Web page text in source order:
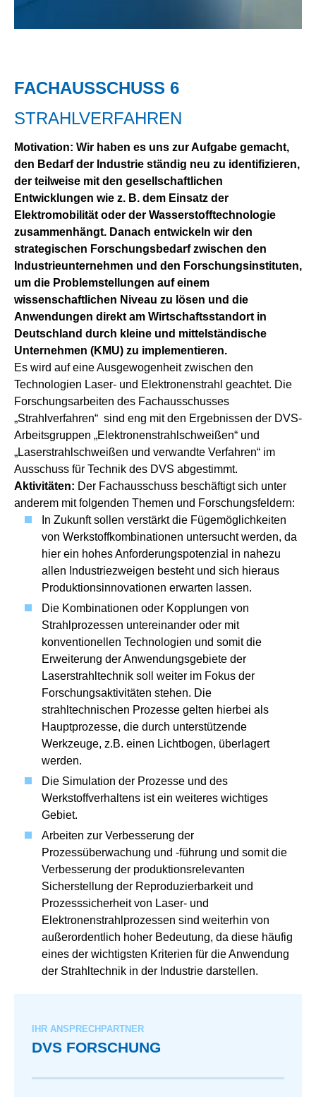
FACHAUSSCHUSS 6
STRAHLVERFAHREN
Motivation: Wir haben es uns zur Aufgabe gemacht,
den Bedarf der Industrie ständig neu zu identifizieren,
der teilweise mit den gesellschaftlichen
Entwicklungen wie z. B. dem Einsatz der
Elektromobilität oder der Wasserstofftechnologie
zusammenhängt. Danach entwickeln wir den
strategischen Forschungsbedarf zwischen den
Industrieunternehmen und den Forschungsinstituten,
um die Problemstellungen auf einem
wissenschaftlichen Niveau zu lösen und die
Anwendungen direkt am Wirtschaftsstandort in
Deutschland durch kleine und mittelständische
Unternehmen (KMU) zu implementieren.
Es wird auf eine Ausgewogenheit zwischen den
Technologien Laser- und Elektronenstrahl geachtet. Die
Forschungsarbeiten des Fachausschusses
„Strahlverfahren“ sind eng mit den Ergebnissen der DVS-
Arbeitsgruppen „Elektronenstrahlschweißen“ und
„Laserstrahlschweißen und verwandte Verfahren“ im
Ausschuss für Technik des DVS abgestimmt.
Aktivitäten: Der Fachausschuss beschäftigt sich unter
anderem mit folgenden Themen und Forschungsfeldern:
In Zukunft sollen verstärkt die Fügemöglichkeiten
von Werkstoffkombinationen untersucht werden, da
hier ein hohes Anforderungspotenzial in nahezu
allen Industriezweigen besteht und sich hieraus
Produktionsinnovationen erwarten lassen.
Die Kombinationen oder Kopplungen von
Strahlprozessen untereinander oder mit
konventionellen Technologien und somit die
Erweiterung der Anwendungsgebiete der
Laserstrahltechnik soll weiter im Fokus der
Forschungsaktivitäten stehen. Die
strahltechnischen Prozesse gelten hierbei als
Hauptprozesse, die durch unterstützende
Werkzeuge, z.B. einen Lichtbogen, überlagert
werden.
Die Simulation der Prozesse und des
Werkstoffverhaltens ist ein weiteres wichtiges
Gebiet.
Arbeiten zur Verbesserung der
Prozessüberwachung und -führung und somit die
Verbesserung der produktionsrelevanten
Sicherstellung der Reproduzierbarkeit und
Prozesssicherheit von Laser- und
Elektronenstrahlprozessen sind weiterhin von
außerordentlich hoher Bedeutung, da diese häufig
eines der wichtigsten Kriterien für die Anwendung
der Strahltechnik in der Industrie darstellen.
IHR ANSPRECHPARTNER
DVS FORSCHUNG